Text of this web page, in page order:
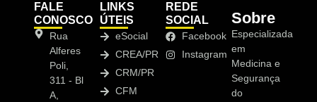
FALE
CONOSCO
Rua
Alferes
Poli,
311 - Bl
A,
LINKS
ÚTEIS
eSocial
CREA/PR
CRM/PR
CFM
REDE
SOCIAL
Facebook
Instagram
Sobre
Especializada
em
Medicina e
Segurança
do